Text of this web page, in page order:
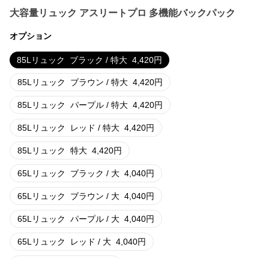
大容量リュック アスリートプロ 多機能バックパック
オプション
85Lリュック ブラック / 特大 4,420円
85Lリュック ブラウン / 特大 4,420円
85Lリュック パープル / 特大 4,420円
85Lリュック レッド / 特大 4,420円
85Lリュック 特大 4,420円
65Lリュック ブラック / 大 4,040円
65Lリュック ブラウン / 大 4,040円
65Lリュック パープル / 大 4,040円
65Lリュック レッド / 大 4,040円